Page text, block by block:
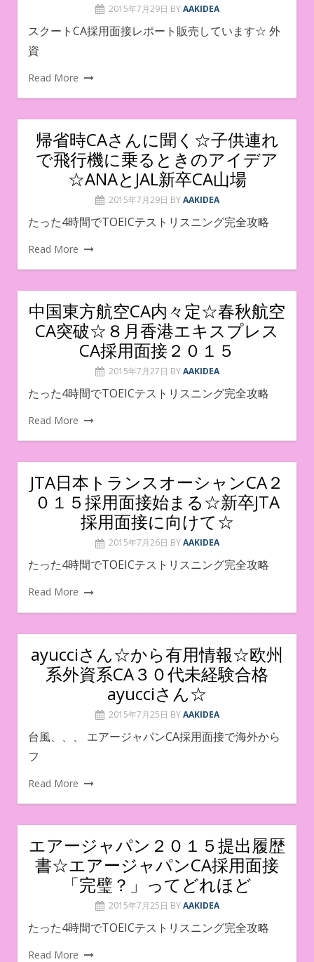
2015年7月29日 BY AAKIDEA
スクートCA採用面接レポート販売しています☆ 外
資
Read More
帰省時CAさんに聞く☆子供連れ
で飛行機に乗るときのアイデア
☆ANAとJAL新卒CA山場
2015年7月29日 BY AAKIDEA
たった4時間でTOEICテストリスニング完全攻略
Read More
中国東方航空CA内々定☆春秋航空
CA突破☆８月香港エキスプレス
CA採用面接２０１５
2015年7月27日 BY AAKIDEA
たった4時間でTOEICテストリスニング完全攻略
Read More
JTA日本トランスオーシャンCA２
０１５採用面接始まる☆新卒JTA
採用面接に向けて☆
2015年7月26日 BY AAKIDEA
たった4時間でTOEICテストリスニング完全攻略
Read More
ayucciさん☆から有用情報☆欧州
系外資系CA３０代未経験合格
ayucciさん☆
2015年7月25日 BY AAKIDEA
台風、、、 エアージャパンCA採用面接で海外から
フ
Read More
エアージャパン２０１５提出履歴
書☆エアージャパンCA採用面接
「完璧？」ってどれほど
2015年7月25日 BY AAKIDEA
たった4時間でTOEICテストリスニング完全攻略
Read More